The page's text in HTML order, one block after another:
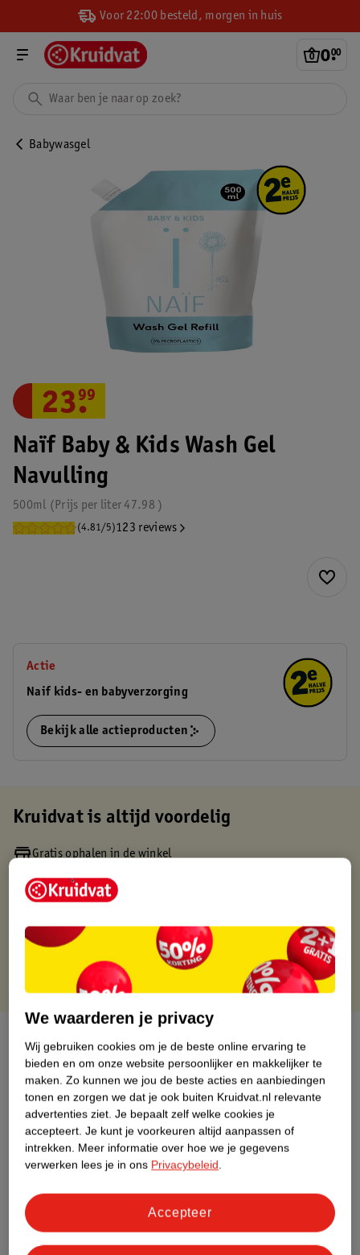
Voor 22:00 besteld, morgen in huis
0.
00
Babywasgel
Naïf Baby & Kids Wash Gel
Navulling
500ml 47.98
Prijs per liter
(4.81/5)123 reviews
23.
99
Actie
Naif kids- en babyverzorging
Bekijk alle actieproducten
Kruidvat is altijd voordelig
Gratis ophalen in de winkel
Gratis thuisbezorgd vanaf 50.00
Gratis punten met je Kruidvat kaart
Over dit product
Productinformatie
Etiketinformatie
Nature Impact Score
Dit product heeft (nog) geen Nature
Impact Score.
We waarderen je privacy
Wij gebruiken cookies om je de beste online ervaring te
bieden en om onze website persoonlijker en makkelijker te
maken. Zo kunnen we jou de beste acties en aanbiedingen
tonen en zorgen we dat je ook buiten Kruidvat.nl relevante
advertenties ziet. Je bepaalt zelf welke cookies je
accepteert. Je kunt je voorkeuren altijd aanpassen of
intrekken. Meer informatie over hoe we je gegevens
verwerken lees je in ons Privacybeleid.
Accepteer